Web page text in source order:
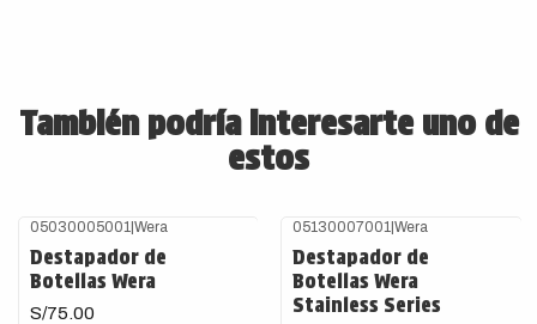
También podría interesarte uno de
estos
05030005001 |Wera
Destapador de
Botellas Wera
S/75.00
05130007001 |Wera
Destapador de
Botellas Wera
Stainless Series